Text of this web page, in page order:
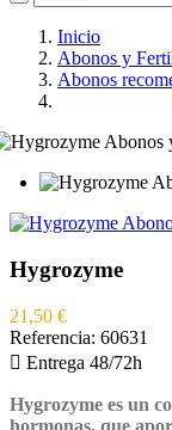
Inicio
Abonos y
Abonos
Hygrozyme
21,50 €
Referencia: 60631
 Entrega 48/72h
Hygrozyme es un
hormonas, que